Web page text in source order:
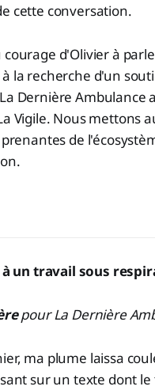
cette conversation.
d'Olivier à
la recherche d'un
Dernière Ambulance
Vigile. Nous mettons
de
à un travail sous
pour La Dernière
ma plume laissa
sur un texte dont